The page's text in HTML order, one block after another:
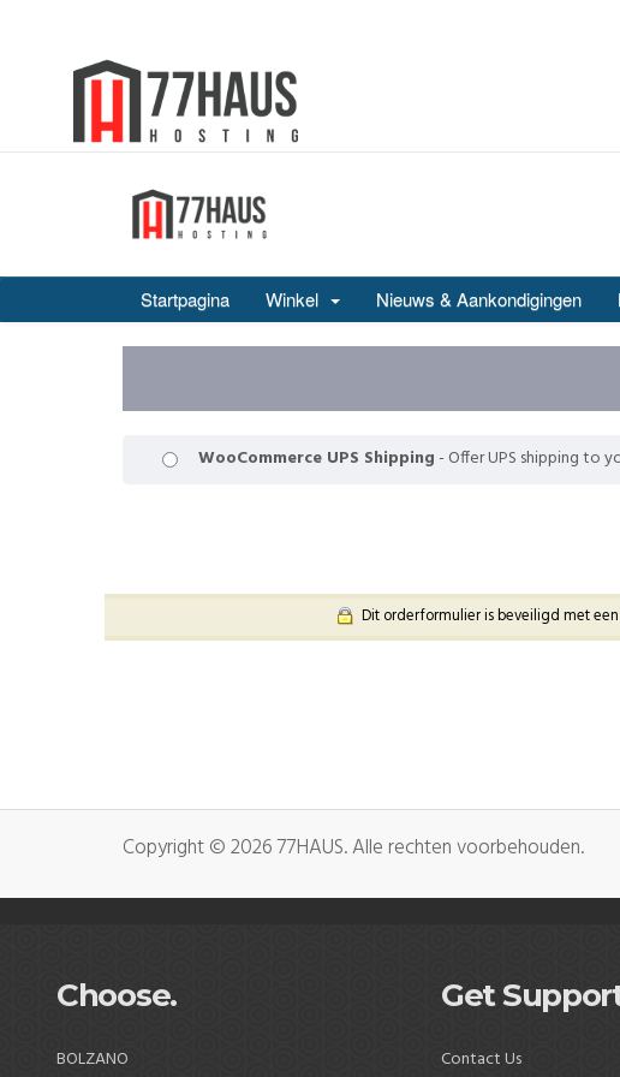
Startpagina Winkel Nieuws & Aankondigingen
WooCommerce UPS Shipping- Offer UPS shipping to
Dit orderformulier is beveiligd met
Copyright © 2026 77HAUS. Alle rechten voorbehouden.
Choose.
BOLZANO
Get
Contact Us